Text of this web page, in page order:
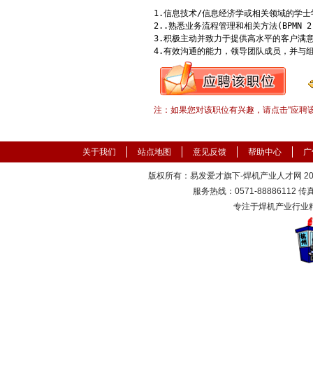
1.信息技术/信息经济学或相关领域的学
2..熟悉业务流程管理和相关方法(BPMN
3.积极主动并致力于提供高水平的客户满
4.有效沟通的能力，领导团队成员，并与
注：如果您对该职位有兴趣，请点击"应聘
关于我们 站点地图 意见反馈 帮助中心
版权所有：易发爱才旗下-焊机产业人才网
服务热线：0571-88886112 传
专注于焊机产业行业